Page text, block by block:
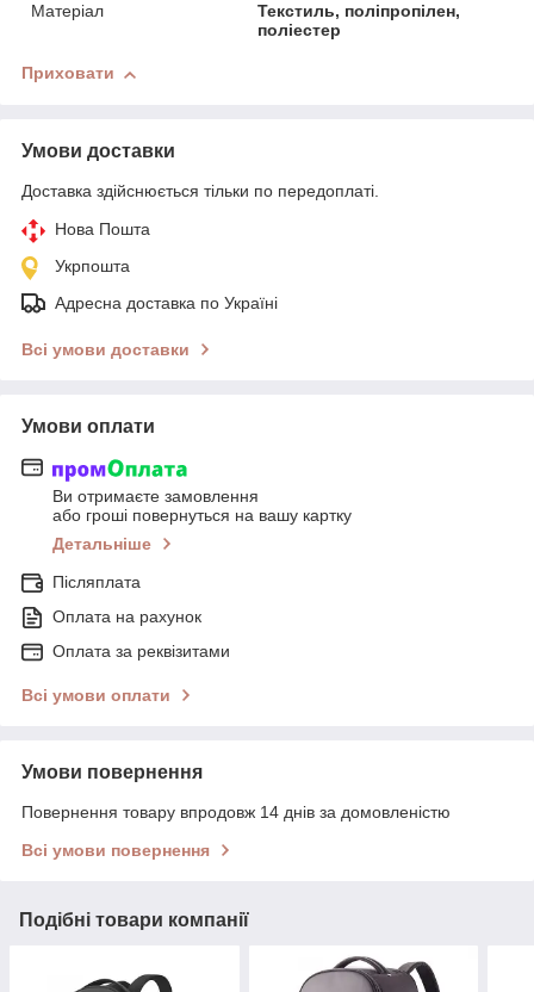
Матеріал
Текстиль, поліпропілен,
поліестер
Приховати
Умови доставки
Доставка здійснюється тільки по передоплаті.
Нова Пошта
Укрпошта
Адресна доставка по Україні
Всі умови доставки
Умови оплати
Ви отримаєте замовлення
або гроші повернуться на вашу картку
Детальніше
Післяплата
Оплата на рахунок
Оплата за реквізитами
Всі умови оплати
Умови повернення
Повернення товару впродовж 14 днів за домовленістю
Всі умови повернення
Подібні товари компанії